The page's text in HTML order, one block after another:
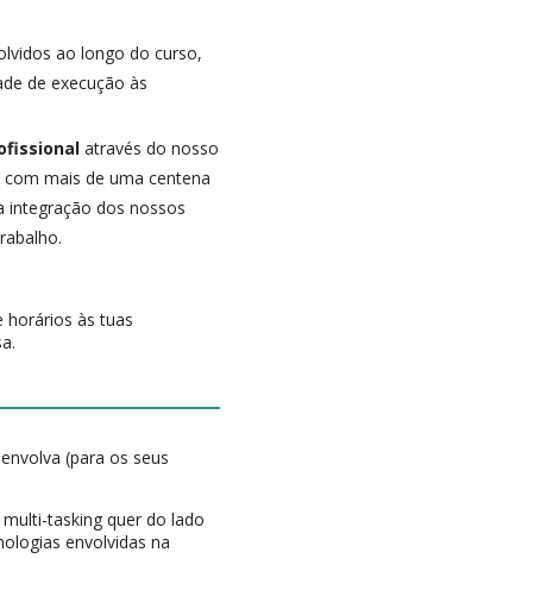
ao longo do curso,
de execução às
através do nosso
mais de uma centena
integração dos nossos
horários às tuas
(para os seus
tasking quer do lado
envolvidas na